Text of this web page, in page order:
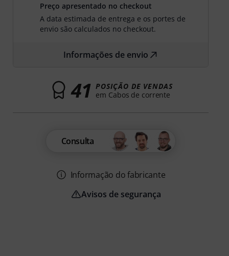
Preço apresentado no checkout
A data estimada de entrega e os portes de
envio são calculados no checkout.
Informações de envio
41 POSIÇÃO DE VENDAS
em Cabos de corrente
Consulta
Informação do fabricante
Avisos de segurança